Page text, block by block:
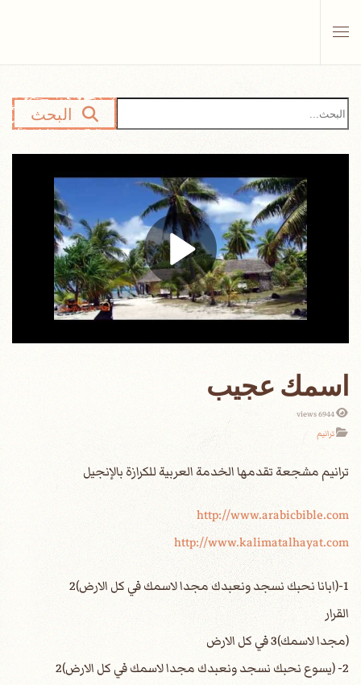
البحث
اسمك عجيب
6944 views
ترانيم
http://www.arabicbible.com
http://www.kalimatalhayat.com
1-(ابانا نحبك نسجد ونعبدك مجدا لاسمك في كل الارض)2
القرار
(مجدا لاسمك)3 في كل الارض
2- (يسوع نحبك نسجد ونعبدك مجدا لاسمك في كل الارض)2